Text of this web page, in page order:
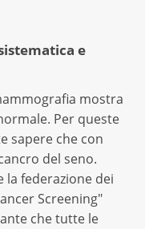
e
mostra
Per queste
sapere che con
del seno.
la federazione dei
Screening"
che tutte le